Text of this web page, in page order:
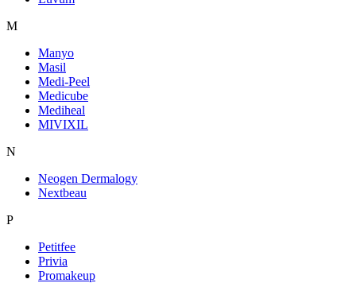
M
Manyo
Masil
Medi-Peel
Medicube
Mediheal
MIVIXIL
N
Neogen Dermalogy
Nextbeau
P
Petitfee
Privia
Promakeup